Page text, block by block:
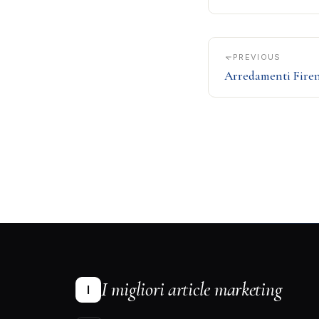
PREVIOUS
Arredamenti
I I migliori article marketing